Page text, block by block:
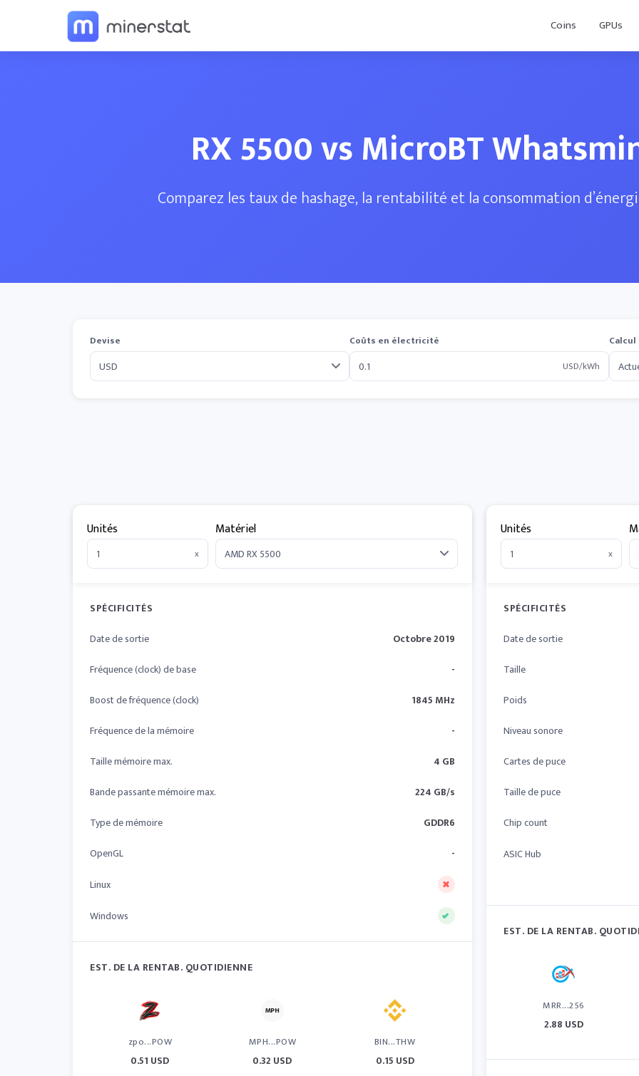
Coins GPUs
RX 5500 vs MicroBT
Comparez les taux de hashage, la rentabilité et la consommation
Devise
Coûts en électricité
USD/kWh
Unités
x
Matériel
SPÉCIFICITÉS
Date de sortie
Octobre 2019
Fréquence (clock) de base
-
Boost de fréquence (clock)
1845 MHz
Fréquence de la mémoire
-
Taille mémoire max.
4 GB
Bande passante mémoire max.
224 GB/s
Type de mémoire
GDDR6
OpenGL
-
Linux
Windows
EST. DE LA RENTAB. QUOTIDIENNE
zpo...POW
0.51 USD
MPH...POW
0.32 USD
BIN...THW
0.15 USD
Unités
x
SPÉCIFICITÉS
Date de sortie
Taille
Poids
Niveau sonore
Cartes de puce
Taille de puce
Chip count
ASIC Hub
EST. DE LA RENTAB.
MRR...256
2.88 USD